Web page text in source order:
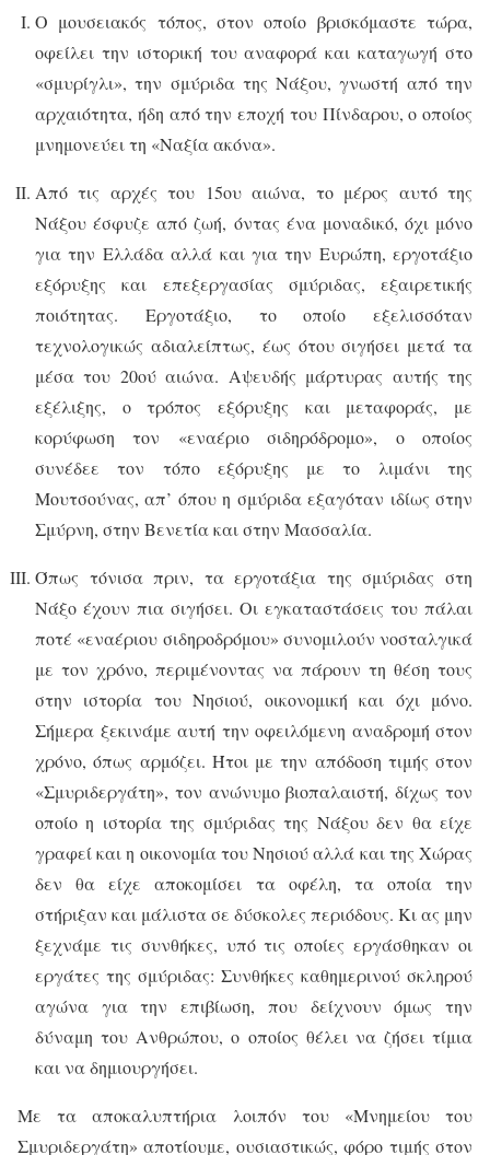
Ο μουσειακός τόπος, στον οποίο βρισκόμαστε τώρα,
οφείλει την ιστορική του αναφορά και καταγωγή στο
«σμυρίγλι», την σμύριδα της Νάξου, γνωστή από την
αρχαιότητα, ήδη από την εποχή του Πίνδαρου, ο οποίος
μνημονεύει τη «Ναξία ακόνα».
Από τις αρχές του 15ου αιώνα, το μέρος αυτό της
Νάξου έσφυζε από ζωή, όντας ένα μοναδικό, όχι μόνο
για την Ελλάδα αλλά και για την Ευρώπη, εργοτάξιο
εξόρυξης και επεξεργασίας σμύριδας, εξαιρετικής
ποιότητας. Εργοτάξιο, το οποίο εξελισσόταν
τεχνολογικώς αδιαλείπτως, έως ότου σιγήσει μετά τα
μέσα του 20ού αιώνα. Αψευδής μάρτυρας αυτής της
εξέλιξης, ο τρόπος εξόρυξης και μεταφοράς, με
κορύφωση τον «εναέριο σιδηρόδρομο», ο οποίος
συνέδεε τον τόπο εξόρυξης με το λιμάνι της
Μουτσούνας, απ’ όπου η σμύριδα εξαγόταν ιδίως στην
Σμύρνη, στην Βενετία και στην Μασσαλία.
Όπως τόνισα πριν, τα εργοτάξια της σμύριδας στη
Νάξο έχουν πια σιγήσει. Οι εγκαταστάσεις του πάλαι
ποτέ «εναέριου σιδηροδρόμου» συνομιλούν νοσταλγικά
με τον χρόνο, περιμένοντας να πάρουν τη θέση τους
στην ιστορία του Νησιού, οικονομική και όχι μόνο.
Σήμερα ξεκινάμε αυτή την οφειλόμενη αναδρομή στον
χρόνο, όπως αρμόζει. Ήτοι με την απόδοση τιμής στον
«Σμυριδεργάτη», τον ανώνυμο βιοπαλαιστή, δίχως τον
οποίο η ιστορία της σμύριδας της Νάξου δεν θα είχε
γραφεί και η οικονομία του Νησιού αλλά και της Χώρας
δεν θα είχε αποκομίσει τα οφέλη, τα οποία την
στήριξαν και μάλιστα σε δύσκολες περιόδους. Κι ας μην
ξεχνάμε τις συνθήκες, υπό τις οποίες εργάσθηκαν οι
εργάτες της σμύριδας: Συνθήκες καθημερινού σκληρού
αγώνα για την επιβίωση, που δείχνουν όμως την
δύναμη του Ανθρώπου, ο οποίος θέλει να ζήσει τίμια
και να δημιουργήσει.
Με τα αποκαλυπτήρια λοιπόν του «Μνημείου του
Σμυριδεργάτη» αποτίουμε, ουσιαστικώς, φόρο τιμής στον